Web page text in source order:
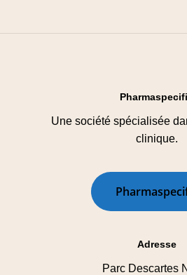
Une société spécialisée
clinique.
Pharmaspeci
Adresse
Parc Descartes